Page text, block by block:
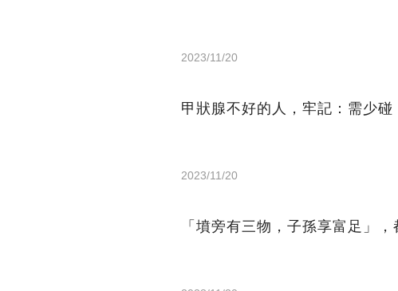
2023/11/20
甲狀腺不好的人，牢記：需少
2023/11/20
「墳旁有三物，子孫享富足」